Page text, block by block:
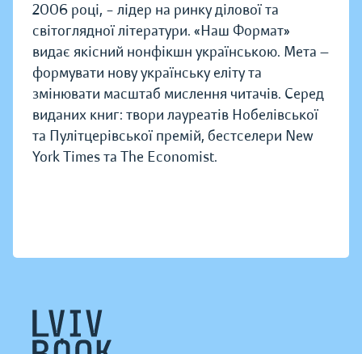
2006 році, – лідер на ринку ділової та
світоглядної літератури. «Наш Формат»
видає якісний нонфікшн українською. Мета —
формувати нову українську еліту та
змінювати масштаб мислення читачів. Серед
виданих книг: твори лауреатів Нобелівської
та Пулітцерівської премій, бестселери New
York Times та The Economist.